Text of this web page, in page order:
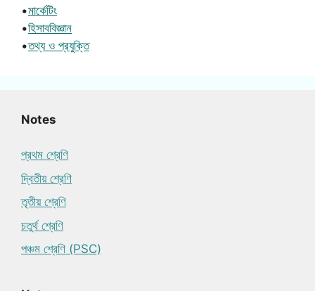
•মার্কেটিং
•হিসাববিজ্ঞান
•তথ্য ও প্রযুক্তি
Notes
প্রথম শ্রেণি
দ্বিতীয় শ্রেণি
তৃতীয় শ্রেণি
চতুর্থ শ্রেণি
পঞ্চম শ্রেণি (PSC)